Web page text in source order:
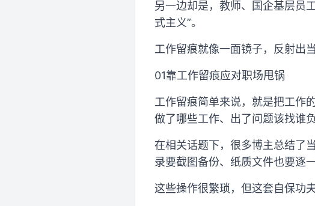
另一边却是，教师、国企基层员
式主义”。
工作留痕就像一面镜子，反射出
01靠工作留痕应对职场甩锅
工作留痕简单来说，就是把工作
做了哪些工作、出了问题该找谁负
在相关话题下，很多博主总结了
录要截图备份、纸质文件也要逐
这些操作很繁琐，但这套自保功